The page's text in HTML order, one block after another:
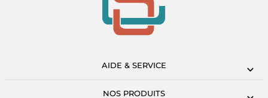
AIDE & SERVICE
NOS PRODUITS